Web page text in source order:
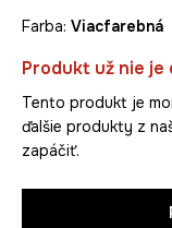
Farba: viacfarebná
Produkt už nie
Tento produkt je
ďalšie produkty z
zapáčiť.